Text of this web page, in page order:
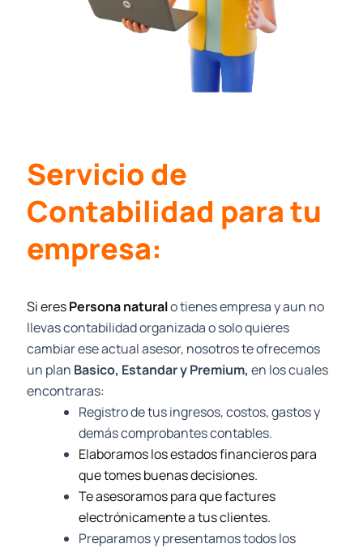
Servicio de
Contabilidad para tu
empresa:
Si eresPersona naturalo tienes empresa y aun no
llevas contabilidad organizada o solo quieres
cambiar ese actual asesor, nosotros te ofrecemos
un plan Basico, Estandar y Premium, en los cuales
encontraras:
Registro de tus ingresos, costos, gastos y
demás comprobantes contables.
Elaboramos los estados financieros para
que tomes buenas decisiones.
Te asesoramos para que factures
electrónicamente a tus clientes.
Preparamos y presentamos todos los